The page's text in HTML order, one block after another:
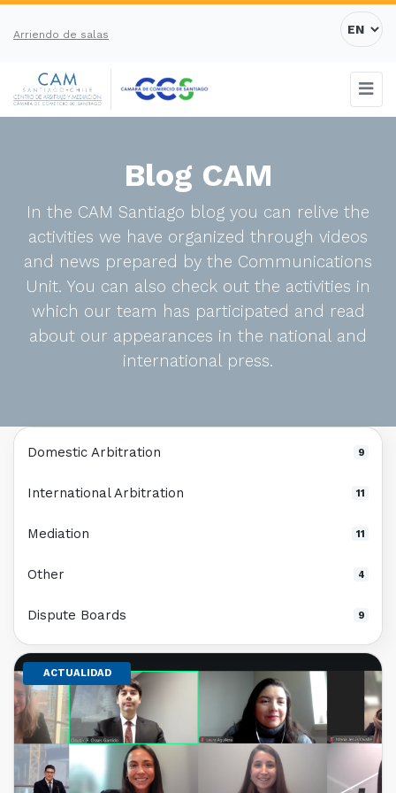
Arriendo de salas
Blog CAM
In the CAM Santiago blog you can relive the
activities we have organized through videos
and news prepared by the Communications
Unit. You can also check out the activities in
which our team has participated and read
about our appearances in the national and
international press.
ACTUALIDAD
Domestic Arbitration 9
International Arbitration 11
Mediation 11
Other 4
Dispute Boards 9